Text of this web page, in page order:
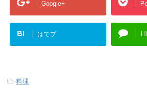
Google+
B! はてブ
-料理